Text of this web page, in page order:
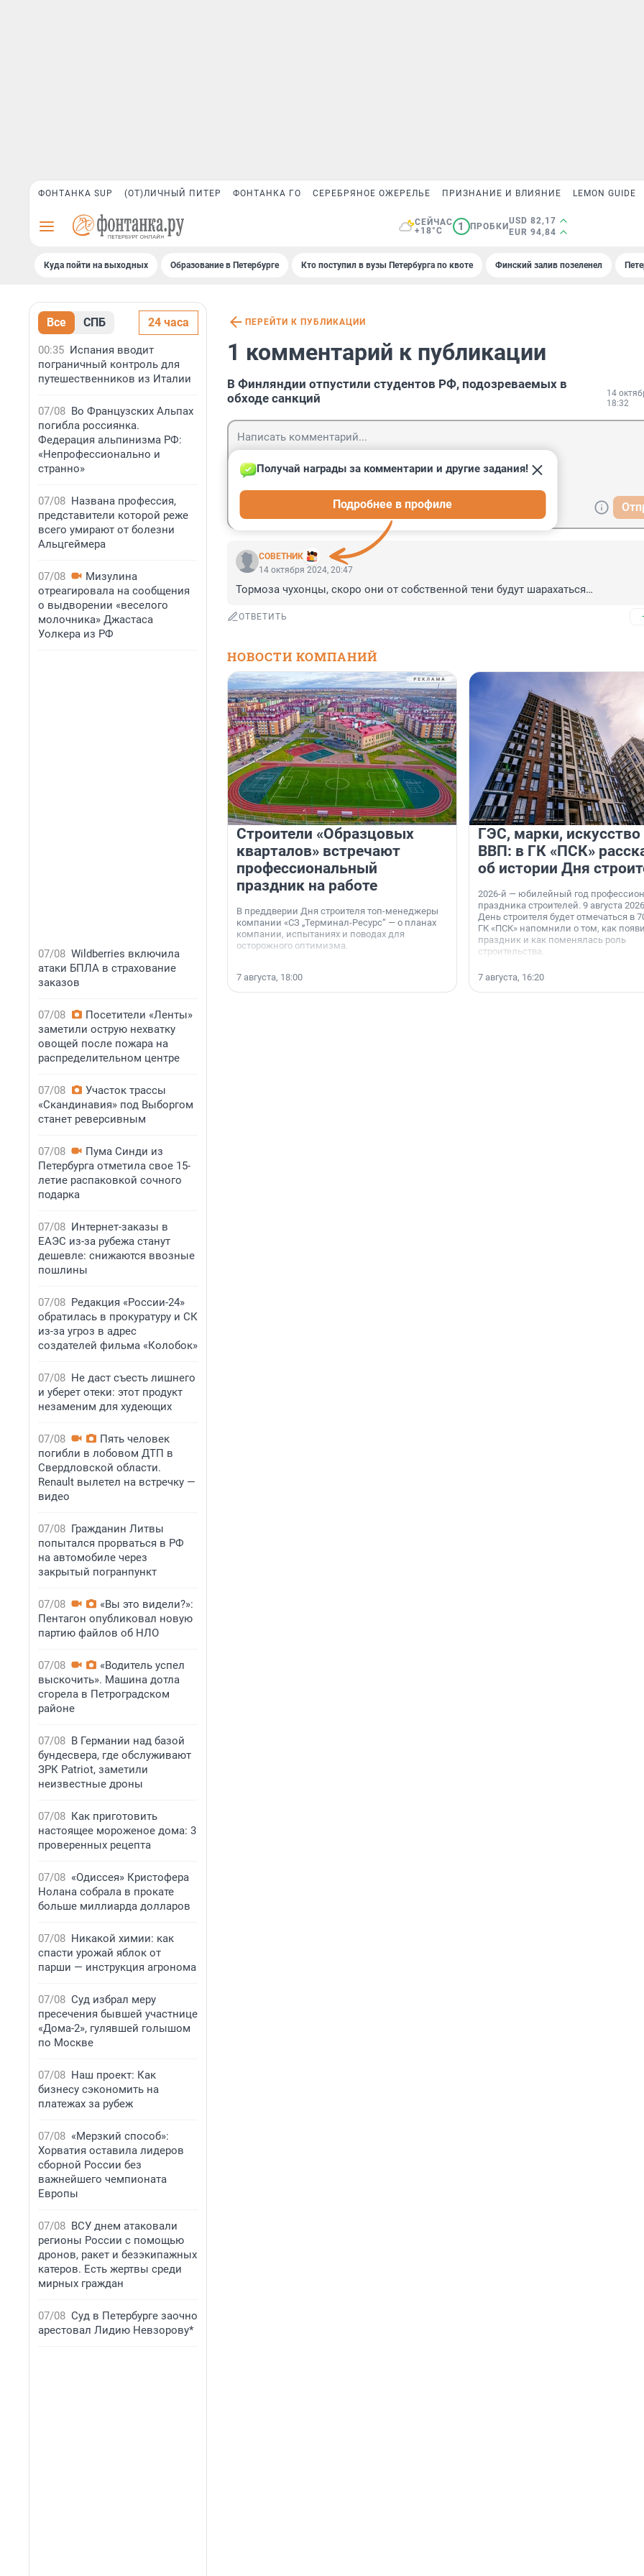
ФОНТАНКА SUP (ОТ)ЛИЧНЫЙ ПИТЕР ФОНТАНКА ГО СЕРЕБРЯНОЕ ОЖЕРЕЛЬЕ ПРИЗНАНИЕ И ВЛИЯНИЕ LEMON GUIDE
СЕЙЧАС
+18°C
1 ПРОБКИ
USD 82,17
EUR 94,84
Куда пойти на выходных Образование в Петербурге Кто поступил в вузы Петербурга по квоте Финский залив позеленел
Все СПБ 24 часа
00:35 Испания вводит
пограничный контроль для
путешественников из Италии
07/08 Во Французских Альпах
погибла россиянка.
Федерация альпинизма РФ:
«Непрофессионально и
странно»
07/08 Названа профессия,
представители которой реже
всего умирают от болезни
Альцгеймера
07/08
Мизулина
отреагировала на сообщения
о выдворении «веселого
молочника» Джастаса
Уолкера из РФ
07/08 Wildberries включила
атаки БПЛА в страхование
заказов
07/08
Посетители «Ленты»
заметили острую нехватку
овощей после пожара на
распределительном центре
07/08
Участок трассы
«Скандинавия» под Выборгом
станет реверсивным
07/08
Пума Синди из
Петербурга отметила свое 15-
летие распаковкой сочного
подарка
07/08 Интернет-заказы в
ЕАЭС из-за рубежа станут
дешевле: снижаются ввозные
пошлины
07/08 Редакция «России-24»
обратилась в прокуратуру и СК
из-за угроз в адрес
создателей фильма «Колобок»
07/08 Не даст съесть лишнего
и уберет отеки: этот продукт
незаменим для худеющих
07/08
Пять человек
погибли в лобовом ДТП в
Свердловской области.
Renault вылетел на встречку —
видео
07/08 Гражданин Литвы
попытался прорваться в РФ
на автомобиле через
закрытый погранпункт
07/08
«Вы это видели?»:
Пентагон опубликовал новую
партию файлов об НЛО
07/08
«Водитель успел
выскочить». Машина дотла
сгорела в Петроградском
районе
07/08 В Германии над базой
бундесвера, где обслуживают
ЗРК Patriot, заметили
неизвестные дроны
07/08 Как приготовить
настоящее мороженое дома: 3
проверенных рецепта
07/08 «Одиссея» Кристофера
Нолана собрала в прокате
больше миллиарда долларов
07/08 Никакой химии: как
спасти урожай яблок от
парши — инструкция агронома
07/08 Суд избрал меру
пресечения бывшей участнице
«Дома-2», гулявшей голышом
по Москве
07/08 Наш проект: Как
бизнесу сэкономить на
платежах за рубеж
07/08 «Мерзкий способ»:
Хорватия оставила лидеров
сборной России без
важнейшего чемпионата
Европы
07/08 ВСУ днем атаковали
регионы России с помощью
дронов, ракет и безэкипажных
катеров. Есть жертвы среди
мирных граждан
07/08 Суд в Петербурге заочно
арестовал Лидию Невзорову*
ПЕРЕЙТИ К ПУБЛИКАЦИИ
1 комментарий к публикации
В Финляндии отпустили студентов РФ, подозреваемых в
обходе санкций
14
18:32
СОВЕТНИК
Получай награды за комментарии и другие задания!
Подробнее в профиле
14 октября 2024, 20:47
Тормоза чухонцы, скоро они от собственной тени будут шарахаться…
ОТВЕТИТЬ
НОВОСТИ КОМПАНИЙ
Строители «Образцовых
кварталов» встречают
профессиональный
праздник на работе
В преддверии Дня строителя топ-менеджеры
компании «СЗ „Терминал-Ресурс“ — о планах
компании, испытаниях и поводах для
осторожного оптимизма.
7 августа, 18:00
ГЭС, марки, искусство
ВВП: в ГК «ПСК»
об истории Дня
2026-й — юбилейный год
праздника строителей. 9 августа
День строителя будет отмечаться в
ГК «ПСК» напомнили о том, как
праздник и как поменялась роль
строительства.
7 августа, 16:20